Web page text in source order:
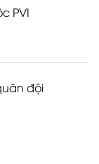
PVI
đội